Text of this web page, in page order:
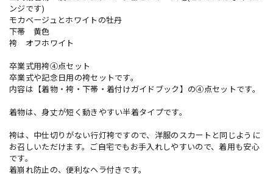
ンジです)
モカベージュとホワイトの牡丹
下帯 黄色
袴 オフホワイト
卒業式用袴④点セット
卒業式や記念日用の袴セットです。
内容は【着物・袴・下帯・着付けガイドブック】の④点セットです。
着物は、身丈が短く動きやすい半着タイプです。
袴は、中仕切りがない行灯袴ですので、洋服のスカートと同じように
お召しいただけます。ご自宅でもお手入れしやすいので、着用も安心
です。
着崩れ防止の、便利なヘラ付きです。